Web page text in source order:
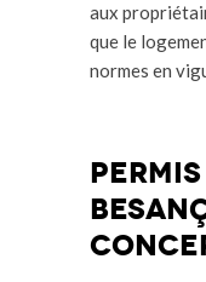
aux
que le
normes en